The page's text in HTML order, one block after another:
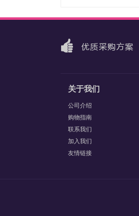
关于我们
公司介绍
购物指南
联系我们
加入我们
友情链接